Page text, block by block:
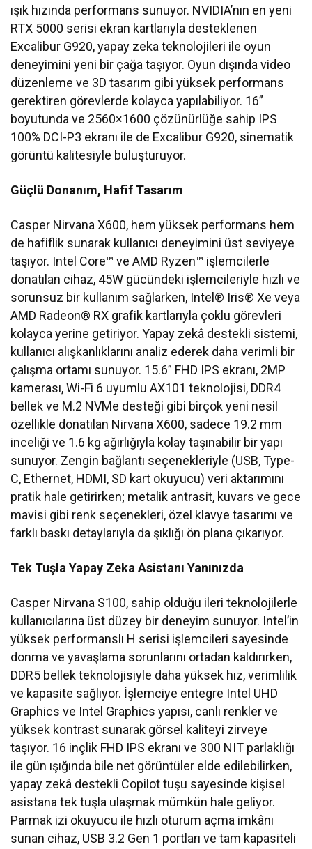
ışık hızında performans sunuyor. NVIDIA’nın en yeni
RTX 5000 serisi ekran kartlarıyla desteklenen
Excalibur G920, yapay zeka teknolojileri ile oyun
deneyimini yeni bir çağa taşıyor. Oyun dışında video
düzenleme ve 3D tasarım gibi yüksek performans
gerektiren görevlerde kolayca yapılabiliyor. 16”
boyutunda ve 2560×1600 çözünürlüğe sahip IPS
100% DCI-P3 ekranı ile de Excalibur G920, sinematik
görüntü kalitesiyle buluşturuyor.
Güçlü Donanım, Hafif Tasarım
Casper Nirvana X600, hem yüksek performans hem
de hafiflik sunarak kullanıcı deneyimini üst seviyeye
taşıyor. Intel Core™ ve AMD Ryzen™ işlemcilerle
donatılan cihaz, 45W gücündeki işlemcileriyle hızlı ve
sorunsuz bir kullanım sağlarken, Intel® Iris® Xe veya
AMD Radeon® RX grafik kartlarıyla çoklu görevleri
kolayca yerine getiriyor. Yapay zekâ destekli sistemi,
kullanıcı alışkanlıklarını analiz ederek daha verimli bir
çalışma ortamı sunuyor. 15.6” FHD IPS ekranı, 2MP
kamerası, Wi-Fi 6 uyumlu AX101 teknolojisi, DDR4
bellek ve M.2 NVMe desteği gibi birçok yeni nesil
özellikle donatılan Nirvana X600, sadece 19.2 mm
inceliği ve 1.6 kg ağırlığıyla kolay taşınabilir bir yapı
sunuyor. Zengin bağlantı seçenekleriyle (USB, Type-
C, Ethernet, HDMI, SD kart okuyucu) veri aktarımını
pratik hale getirirken; metalik antrasit, kuvars ve gece
mavisi gibi renk seçenekleri, özel klavye tasarımı ve
farklı baskı detaylarıyla da şıklığı ön plana çıkarıyor.
Tek Tuşla Yapay Zeka Asistanı Yanınızda
Casper Nirvana S100, sahip olduğu ileri teknolojilerle
kullanıcılarına üst düzey bir deneyim sunuyor. Intel’in
yüksek performanslı H serisi işlemcileri sayesinde
donma ve yavaşlama sorunlarını ortadan kaldırırken,
DDR5 bellek teknolojisiyle daha yüksek hız, verimlilik
ve kapasite sağlıyor. İşlemciye entegre Intel UHD
Graphics ve Intel Graphics yapısı, canlı renkler ve
yüksek kontrast sunarak görsel kaliteyi zirveye
taşıyor. 16 inçlik FHD IPS ekranı ve 300 NIT parlaklığı
ile gün ışığında bile net görüntüler elde edilebilirken,
yapay zekâ destekli Copilot tuşu sayesinde kişisel
asistana tek tuşla ulaşmak mümkün hale geliyor.
Parmak izi okuyucu ile hızlı oturum açma imkânı
sunan cihaz, USB 3.2 Gen 1 portları ve tam kapasiteli